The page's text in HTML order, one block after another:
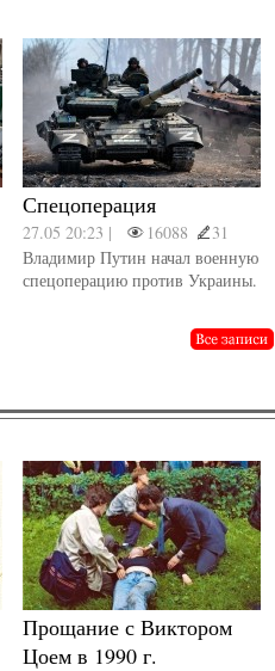
Спецоперация
27.05 20:23 | 16088
31
Владимир Путин начал военную
спецоперацию против Украины.
Прощание с Виктором
Цоем в 1990 г.